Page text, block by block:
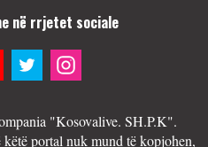
në rrjetet sociale
"Kosovalive. SH.P.K".
portal nuk mund të kopjohen,